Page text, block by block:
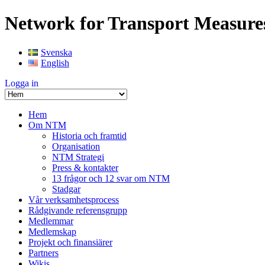
Network for Transport
Svenska
English
Logga in
Hem
Om NTM
Historia och framtid
Organisation
NTM Strategi
Press & kontakter
13 frågor och 12 svar om NTM
Stadgar
Vår verksamhetsprocess
Rådgivande referensgrupp
Medlemmar
Medlemskap
Projekt och finansiärer
Partners